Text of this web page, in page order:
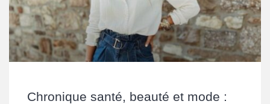
Chronique santé, beauté et mode :